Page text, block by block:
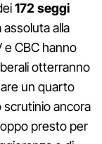
172 seggi
alla
e CBC hanno
otterranno
un quarto
ancora
presto per